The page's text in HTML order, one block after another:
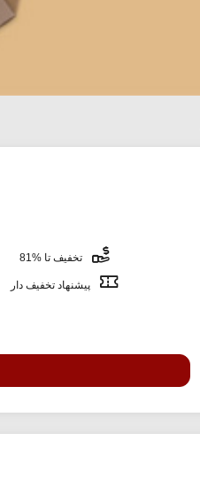
تخفیف تا %81
پیشنهاد تخفیف دار